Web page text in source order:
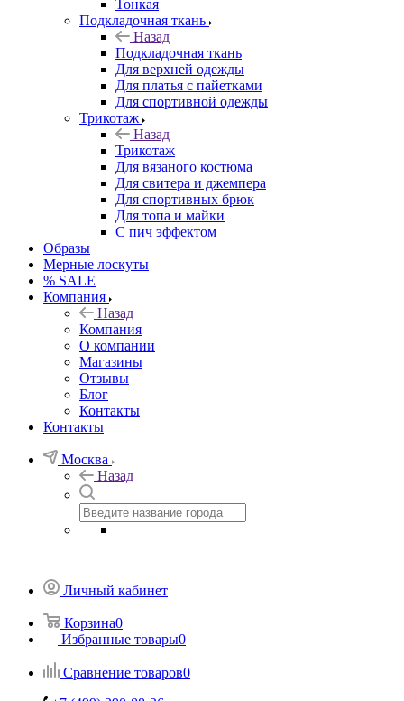
Тонкая
Подкладочная ткань
Назад
Подкладочная ткань
Для верхней одежды
Для платья с пайетками
Для спортивной одежды
Трикотаж
Назад
Трикотаж
Для вязаного костюма
Для свитера и джемпера
Для спортивных брюк
Для топа и майки
С пич эффектом
Образы
Мерные лоскуты
% SALE
Компания
Назад
Компания
О компании
Магазины
Отзывы
Блог
Контакты
Контакты
Москва
Назад
Личный кабинет
Корзина0
Избранные товары0
Сравнение товаров0